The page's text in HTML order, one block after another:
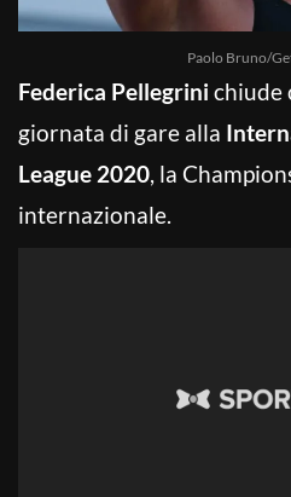
Paolo Bruno/
Federica Pellegrini chiude
giornata di gare alla
League 2020, la
internazionale.